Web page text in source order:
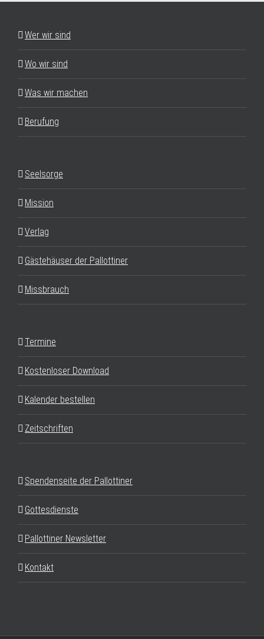
Wer wir sind
Wo wir sind
Was wir machen
Berufung
Seelsorge
Mission
Verlag
Gästehäuser der Pallottiner
Missbrauch
Termine
Kostenloser Download
Kalender bestellen
Zeitschriften
Spendenseite der Pallottiner
Gottesdienste
Pallottiner Newsletter
Kontakt